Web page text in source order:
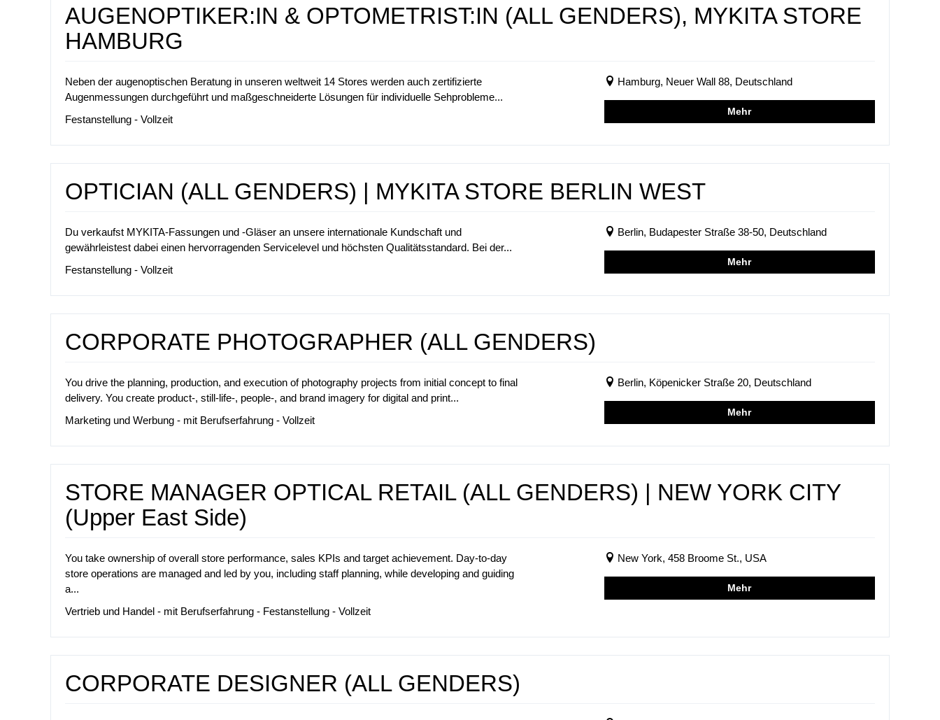
AUGENOPTIKER:IN & OPTOMETRIST:IN (ALL GENDERS), MYKITA STORE
HAMBURG
Neben der augenoptischen Beratung in unseren weltweit 14 Stores werden auch zertifizierte
Augenmessungen durchgeführt und maßgeschneiderte Lösungen für individuelle Sehprobleme...
Festanstellung - Vollzeit
Hamburg, Neuer Wall 88, Deutschland
Mehr
OPTICIAN (ALL GENDERS) | MYKITA STORE BERLIN WEST
Du verkaufst MYKITA-Fassungen und -Gläser an unsere internationale Kundschaft und
gewährleistest dabei einen hervorragenden Servicelevel und höchsten Qualitätsstandard. Bei der...
Festanstellung - Vollzeit
Berlin, Budapester Straße 38-50, Deutschland
Mehr
CORPORATE PHOTOGRAPHER (ALL GENDERS)
You drive the planning, production, and execution of photography projects from initial concept to final
delivery. You create product-, still-life-, people-, and brand imagery for digital and print...
Marketing und Werbung - mit Berufserfahrung - Vollzeit
Berlin, Köpenicker Straße 20, Deutschland
Mehr
STORE MANAGER OPTICAL RETAIL (ALL GENDERS) | NEW YORK CITY
(Upper East Side)
You take ownership of overall store performance, sales KPIs and target achievement. Day-to-day
store operations are managed and led by you, including staff planning, while developing and guiding
a...
Vertrieb und Handel - mit Berufserfahrung - Festanstellung - Vollzeit
New York, 458 Broome St., USA
Mehr
CORPORATE DESIGNER (ALL GENDERS)